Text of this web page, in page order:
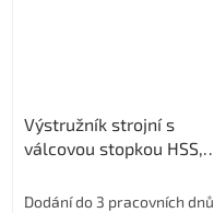
Výstružník strojní s
válcovou stopkou HSS,
Dodání do 3 pracovních dnů